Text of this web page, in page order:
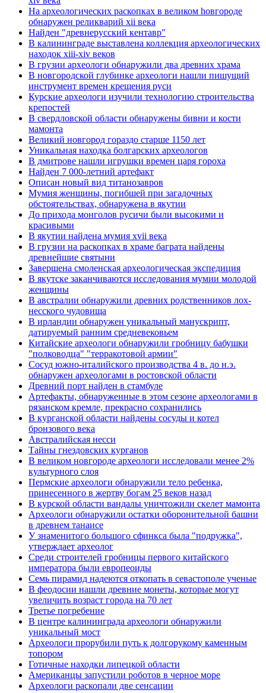
Hа археологических раскопках в великом hовгороде
обнаружен реликварий xii века
Найден "древнерусский кентавр"
В калининграде выставлена коллекция археологических
находок xiii-xiv веков
В грузии археологи обнаружили два древних храма
В новгородской глубинке археологи нашли пишущий
инструмент времен крещения руси
Курские археологи изучили технологию строительства
крепостей
В свердловской области обнаружены бивни и кости
мамонта
Великий новгород гораздо старше 1150 лет
Уникальная находка болгарских археологов
В дмитрове нашли игрушки времен царя гороха
Найден 7 000-летний артефакт
Описан новый вид титанозавров
Мумия женщины, погибшей при загадочных
обстоятельствах, обнаружена в якутии
До прихода монголов русичи были высокими и
красивыми
В якутии найдена мумия xvii века
В грузии на раскопках в храме баграта найдены
древнейшие святыни
Завершена смоленская археологическая экспедиция
В якутске заканчиваются исследования мумии молодой
женщины
В австралии обнаружили древних родственников лох-
несского чудовища
В ирландии обнаружен уникальный манускрипт,
датируемый ранним средневековьем
Китайские археологи обнаружили гробницу бабушки
"полководца" "терракотовой армии"
Сосуд южно-италийского производства 4 в. до н.э.
обнаружен археологами в ростовской области
Древний порт найден в стамбуле
Артефакты, обнаруженные в этом сезоне археологами в
рязанском кремле, прекрасно сохранились
В курганской области найдены сосуды и котел
бронзового века
Австралийская несси
Тайны гнездовских курганов
В великом новгороде археологи исследовали менее 2%
культурного слоя
Пермские археологи обнаружили тело ребенка,
принесенного в жертву богам 25 веков назад
В курской области вандалы уничтожили скелет мамонта
Археологи обнаружили остатки оборонительной башни
в древнем танаисе
У знаменитого большого сфинкса была "подружка",
утверждает археолог
Среди строителей гробницы первого китайского
императора были европеоиды
Семь пирамид надеются откопать в севастополе ученые
В феодосии нашли древние монеты, которые могут
увеличить возраст города на 70 лет
Третье погребение
В центре калининграда археологи обнаружили
уникальный мост
Археологи прорубили путь к долгорукому каменным
топором
Готичные находки липецкой области
Американцы запустили роботов в черное море
Археологи раскопали две сенсации